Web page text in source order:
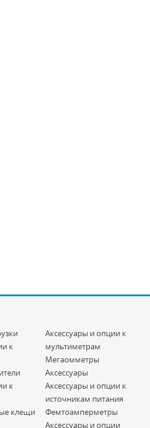
к
к
клещи
Аксессуары и опции к
мультиметрам
Мегаомметры
Аксессуары
Аксессуары и опции к
источникам питания
Фемтоамперметры
Аксессуары и опции